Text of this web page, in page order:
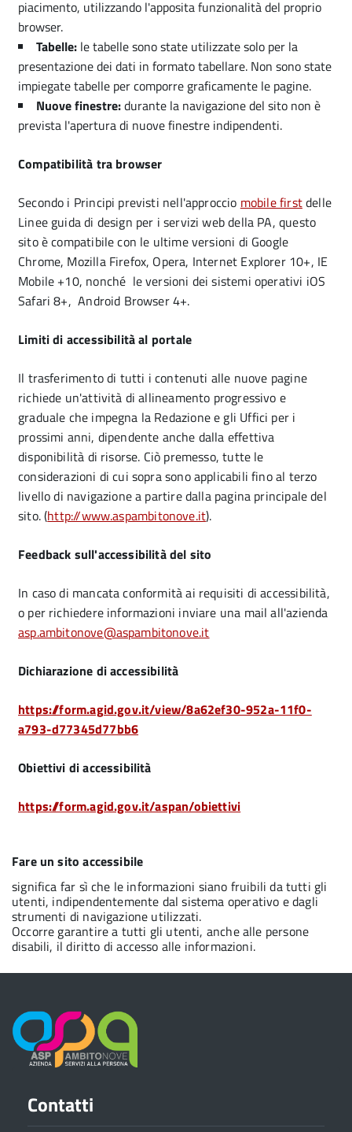
piacimento, utilizzando l'apposita funzionalità del proprio
browser.
Tabelle: le tabelle sono state utilizzate solo per la
presentazione dei dati in formato tabellare. Non sono state
impiegate tabelle per comporre graficamente le pagine.
Nuove finestre:durante la navigazione del sito non è
prevista l'apertura di nuove finestre indipendenti.
Compatibilità tra browser
Secondo i Principi previsti nell'approccio mobile firstdelle
Linee guida di design per i servizi web della PA, questo
sito è compatibile con le ultime versioni di Google
Chrome, Mozilla Firefox, Opera, Internet Explorer 10+, IE
Mobile +10, nonché le versioni dei sistemi operativi iOS
Safari 8+, Android Browser 4+.
Limiti di accessibilità al portale
Il trasferimento di tutti i contenuti alle nuove pagine
richiede un'attività di allineamento progressivo e
graduale che impegna la Redazione e gli Uffici per i
prossimi anni, dipendente anche dalla effettiva
disponibilità di risorse. Ciò premesso, tutte le
considerazioni di cui sopra sono applicabili fino al terzo
livello di navigazione a partire dalla pagina principale del
sito. (http://www.aspambitonove.it).
Feedback sull'accessibilità del sito
In caso di mancata conformità ai requisiti di accessibilità,
o per richiedere informazioni inviare una mail all'azienda
asp.ambitonove@aspambitonove.it
Dichiarazione di accessibilità
https://form.agid.gov.it/view/8a62ef30-952a-11f0-
a793-d77345d77bb6
Obiettivi di accessibilità
https://form.agid.gov.it/aspan/obiettivi
Fare un sito accessibile
significa far sì che le informazioni siano fruibili da tutti gli
utenti, indipendentemente dal sistema operativo e dagli
strumenti di navigazione utilizzati.
Occorre garantire a tutti gli utenti, anche alle persone
disabili, il diritto di accesso alle informazioni.
Contatti